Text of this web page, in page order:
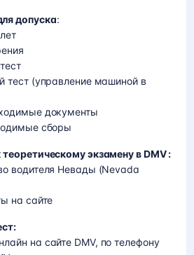
допуска:
тест (управление машиной в
документы
сборы
экзамену в DMV :
водителя Невады (Nevada
на сайте
на сайте DMV, по телефону